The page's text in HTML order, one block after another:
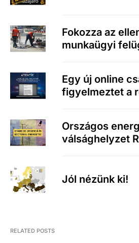
Fokozza az
munkaügyi
Egy új online
figyelmeztet a
Országos
válsághelyzet
Jól nézünk ki!
RELATED POSTS